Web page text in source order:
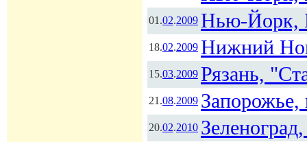
01.02.2009 Нью-Йорк,
18.02.2009 Нижний
15.03.2009 Рязань,
21.08.2009
20.02.2010